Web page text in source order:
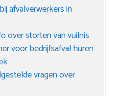
afvalverwerkers in
over storten van vuilnis
voor bedrijfsafval huren
vragen over